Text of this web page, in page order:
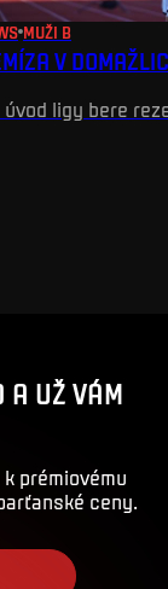
MUŽI B
V
úvod ligy bere
A UŽ VÁM
prémiovému
ceny.